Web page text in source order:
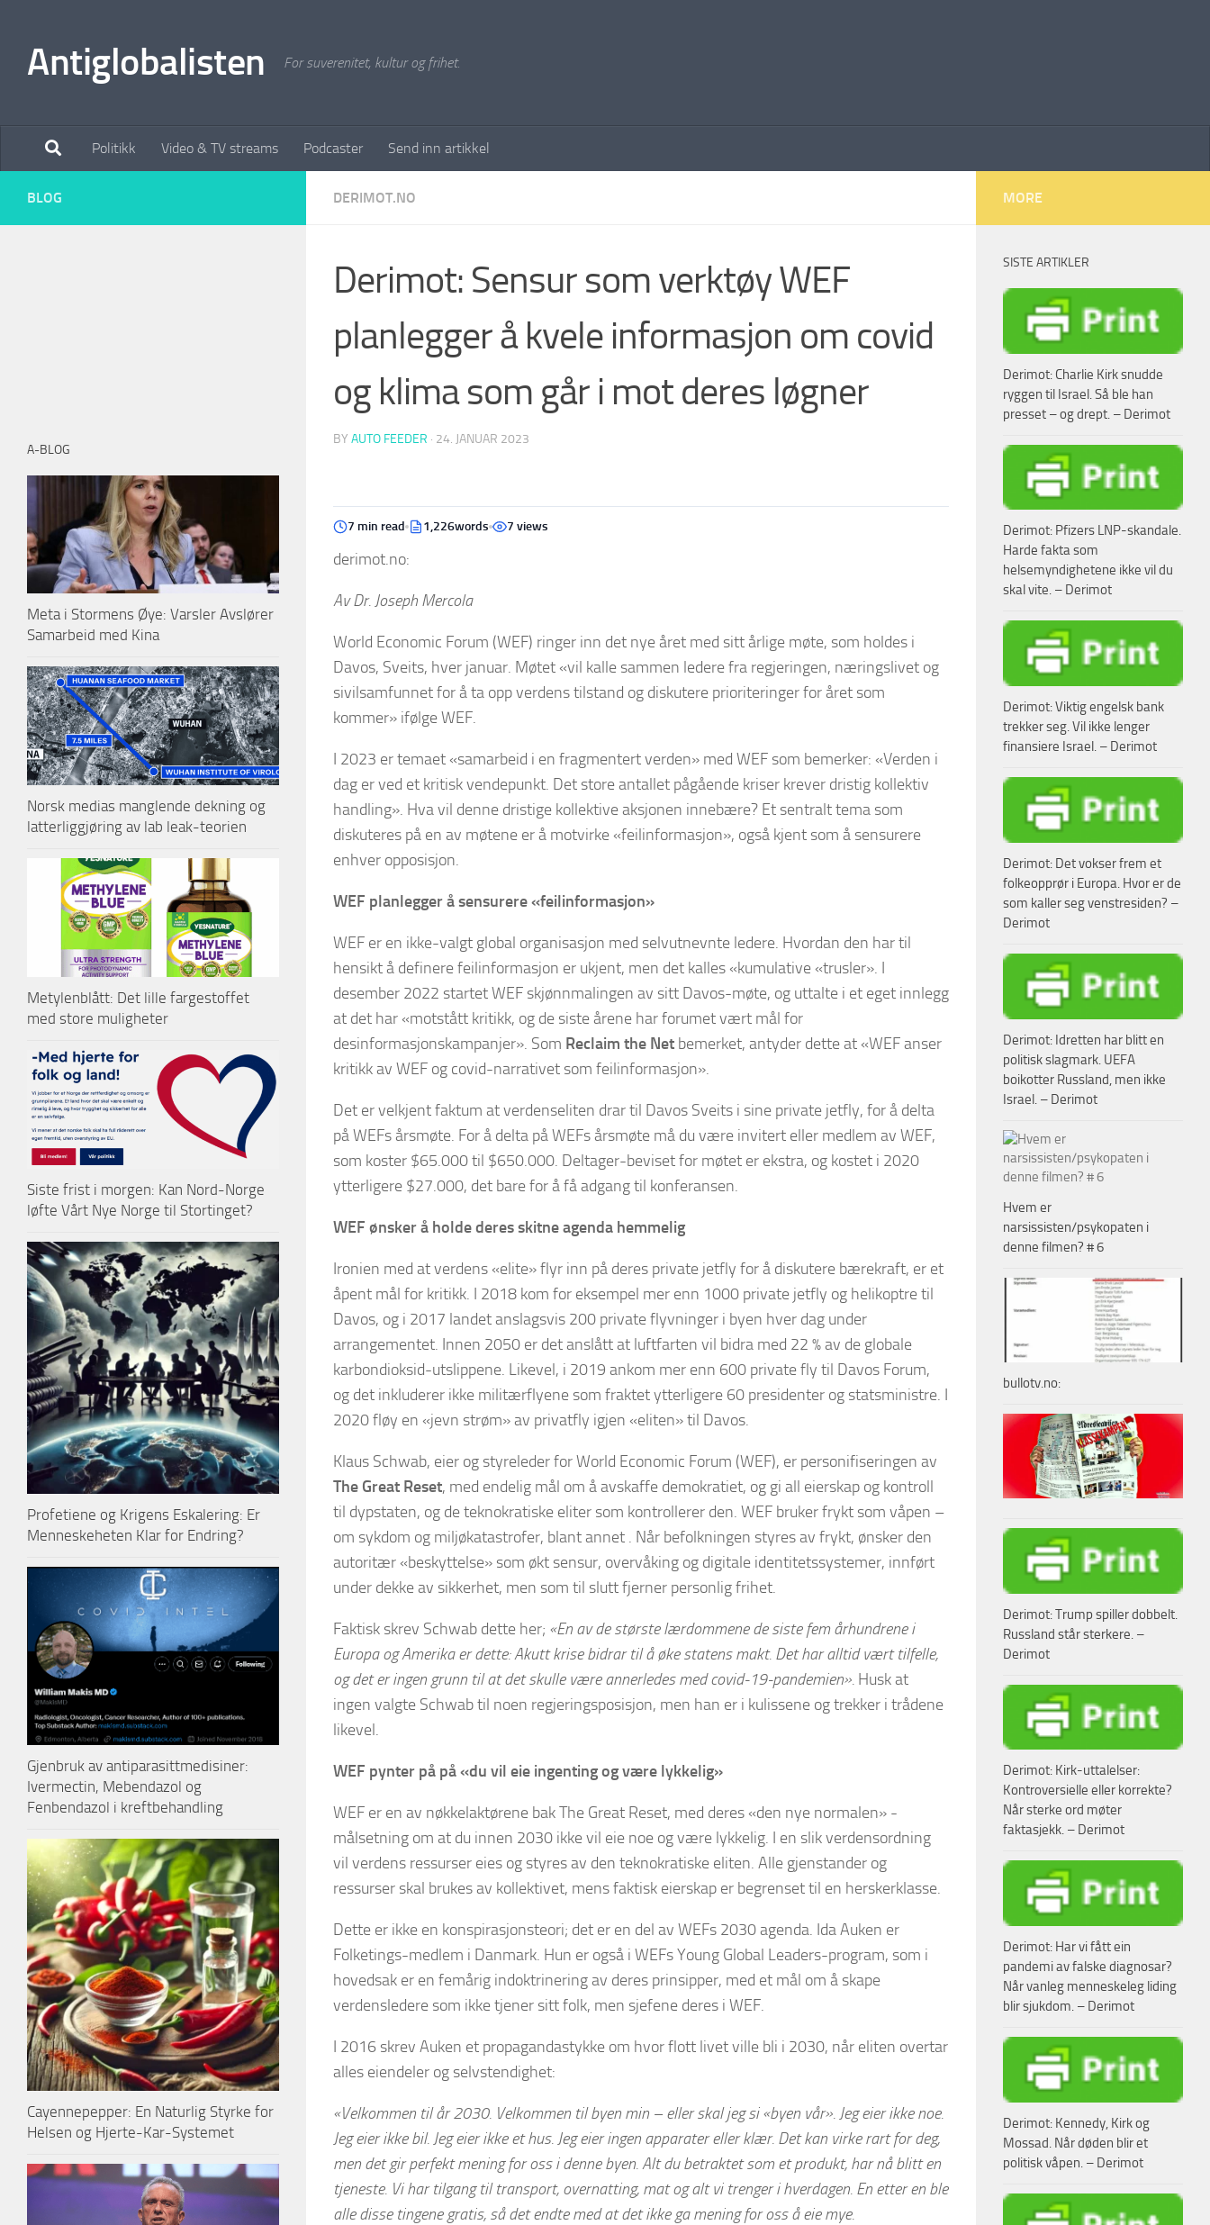
Antiglobalisten For suverenitet, kultur og frihet.
Politikk Video & TV streams Podcaster Send inn artikkel
DERIMOT.NO
Derimot: Sensur som verktøy WEF
planlegger å kvele informasjon om covid
og klima som går i mot deres løgner
BY AUTO FEEDER · 24. JANUAR 2023
7 min read 1,226words 7 views
derimot.no:
Av Dr. Joseph Mercola
World Economic Forum (WEF) ringer inn det nye året med sitt årlige møte, som holdes i
Davos, Sveits, hver januar. Møtet «vil kalle sammen ledere fra regjeringen, næringslivet og
sivilsamfunnet for å ta opp verdens tilstand og diskutere prioriteringer for året som
kommer» ifølge WEF.
I 2023 er temaet «samarbeid i en fragmentert verden» med WEF som bemerker: «Verden i
dag er ved et kritisk vendepunkt. Det store antallet pågående kriser krever dristig kollektiv
handling». Hva vil denne dristige kollektive aksjonen innebære? Et sentralt tema som
diskuteres på en av møtene er å motvirke «feilinformasjon», også kjent som å sensurere
enhver opposisjon.
WEF planlegger å sensurere «feilinformasjon»
WEF er en ikke-valgt global organisasjon med selvutnevnte ledere. Hvordan den har til
hensikt å definere feilinformasjon er ukjent, men det kalles «kumulative «trusler». I
desember 2022 startet WEF skjønnmalingen av sitt Davos-møte, og uttalte i et eget innlegg
at det har «motstått kritikk, og de siste årene har forumet vært mål for
desinformasjonskampanjer». Som Reclaim the Net bemerket, antyder dette at «WEF anser
kritikk av WEF og covid-narrativet som feilinformasjon».
Det er velkjent faktum at verdenseliten drar til Davos Sveits i sine private jetfly, for å delta
på WEFs årsmøte. For å delta på WEFs årsmøte må du være invitert eller medlem av WEF,
som koster $65.000 til $650.000. Deltager-beviset for møtet er ekstra, og kostet i 2020
ytterligere $27.000, det bare for å få adgang til konferansen.
WEF ønsker å holde deres skitne agenda hemmelig
Ironien med at verdens «elite» flyr inn på deres private jetfly for å diskutere bærekraft, er et
åpent mål for kritikk. I 2018 kom for eksempel mer enn 1000 private jetfly og helikoptre til
Davos, og i 2017 landet anslagsvis 200 private flyvninger i byen hver dag under
arrangementet. Innen 2050 er det anslått at luftfarten vil bidra med 22 % av de globale
karbondioksid-utslippene. Likevel, i 2019 ankom mer enn 600 private fly til Davos Forum,
og det inkluderer ikke militærflyene som fraktet ytterligere 60 presidenter og statsministre. I
2020 fløy en «jevn strøm» av privatfly igjen «eliten» til Davos.
Klaus Schwab, eier og styreleder for World Economic Forum (WEF), er personifiseringen av
The Great Reset, med endelig mål om å avskaffe demokratiet, og gi all eierskap og kontroll
til dypstaten, og de teknokratiske eliter som kontrollerer den. WEF bruker frykt som våpen –
om sykdom og miljøkatastrofer, blant annet . Når befolkningen styres av frykt, ønsker den
autoritær «beskyttelse» som økt sensur, overvåking og digitale identitetssystemer, innført
under dekke av sikkerhet, men som til slutt fjerner personlig frihet.
Faktisk skrev Schwab dette her; «En av de største lærdommene de siste fem århundrene i
Europa og Amerika er dette: Akutt krise bidrar til å øke statens makt. Det har alltid vært tilfelle,
og det er ingen grunn til at det skulle være annerledes med covid-19-pandemien». Husk at
ingen valgte Schwab til noen regjeringsposisjon, men han er i kulissene og trekker i trådene
likevel.
WEF pynter på på «du vil eie ingenting og være lykkelig»
WEF er en av nøkkelaktørene bak The Great Reset, med deres «den nye normalen» -
målsetning om at du innen 2030 ikke vil eie noe og være lykkelig. I en slik verdensordning
vil verdens ressurser eies og styres av den teknokratiske eliten. Alle gjenstander og
ressurser skal brukes av kollektivet, mens faktisk eierskap er begrenset til en herskerklasse.
Dette er ikke en konspirasjonsteori; det er en del av WEFs 2030 agenda. Ida Auken er
Folketings-medlem i Danmark. Hun er også i WEFs Young Global Leaders-program, som i
hovedsak er en femårig indoktrinering av deres prinsipper, med et mål om å skape
verdensledere som ikke tjener sitt folk, men sjefene deres i WEF.
I 2016 skrev Auken et propagandastykke om hvor flott livet ville bli i 2030, når eliten overtar
alles eiendeler og selvstendighet:
«Velkommen til år 2030. Velkommen til byen min – eller skal jeg si «byen vår». Jeg eier ikke noe.
Jeg eier ikke bil. Jeg eier ikke et hus. Jeg eier ingen apparater eller klær. Det kan virke rart for deg,
men det gir perfekt mening for oss i denne byen. Alt du betraktet som et produkt, har nå blitt en
tjeneste. Vi har tilgang til transport, overnatting, mat og alt vi trenger i hverdagen. En etter en ble
alle disse tingene gratis, så det endte med at det ikke ga mening for oss å eie mye.
BLOG
A-BLOG
Meta i Stormens Øye: Varsler Avslører
Samarbeid med Kina
Norsk medias manglende dekning og
latterliggjøring av lab leak-teorien
Metylenblått: Det lille fargestoffet
med store muligheter
Siste frist i morgen: Kan Nord-Norge
løfte Vårt Nye Norge til Stortinget?
Profetiene og Krigens Eskalering: Er
Menneskeheten Klar for Endring?
Gjenbruk av antiparasittmedisiner:
Ivermectin, Mebendazol og
Fenbendazol i kreftbehandling
Cayennepepper: En Naturlig Styrke for
Helsen og Hjerte-Kar-Systemet
MORE
SISTE ARTIKLER
Derimot: Charlie Kirk snudde
ryggen til Israel. Så ble han
presset – og drept. – Derimot
Derimot: Pfizers LNP-skandale.
Harde fakta som
helsemyndighetene ikke vil du
skal vite. – Derimot
Derimot: Viktig engelsk bank
trekker seg. Vil ikke lenger
finansiere Israel. – Derimot
Derimot: Det vokser frem et
folkeopprør i Europa. Hvor er de
som kaller seg venstresiden? –
Derimot
Derimot: Idretten har blitt en
politisk slagmark. UEFA
boikotter Russland, men ikke
Israel. – Derimot
Hvem er
narsissisten/psykopaten i
denne filmen? # 6
bullotv.no:
Derimot: Trump spiller dobbelt.
Russland står sterkere. –
Derimot
Derimot: Kirk-uttalelser:
Kontroversielle eller korrekte?
Når sterke ord møter
faktasjekk. – Derimot
Derimot: Har vi fått ein
pandemi av falske diagnosar?
Når vanleg menneskeleg liding
blir sjukdom. – Derimot
Derimot: Kennedy, Kirk og
Mossad. Når døden blir et
politisk våpen. – Derimot